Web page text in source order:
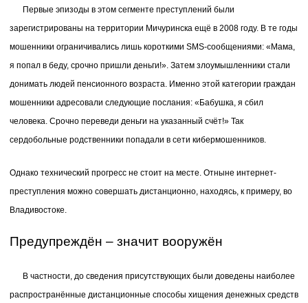
Первые эпизоды в этом сегменте преступлений были
зарегистрированы на территории Мичуринска ещё в 2008 году. В те годы
мошенники ограничивались лишь короткими SMS-сообщениями: «Мама,
я попал в беду, срочно пришли деньги!». Затем злоумышленники стали
донимать людей пенсионного возраста. Именно этой категории граждан
мошенники адресовали следующие послания: «Бабушка, я сбил
человека. Срочно переведи деньги на указанный счёт!» Так
сердобольные родственники попадали в сети кибермошенников.
Однако технический прогресс не стоит на месте. Отныне интернет-
преступления можно совершать дистанционно, находясь, к примеру, во
Владивостоке.
Предупреждён – значит вооружён
В частности, до сведения присутствующих были доведены наиболее
распространённые дистанционные способы хищения денежных средств